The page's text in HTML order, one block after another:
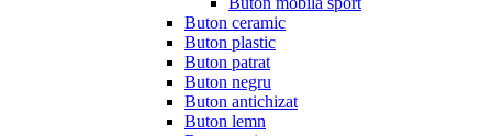
Buton ceramic
Buton plastic
Buton patrat
Buton negru
Buton antichizat
Buton lemn